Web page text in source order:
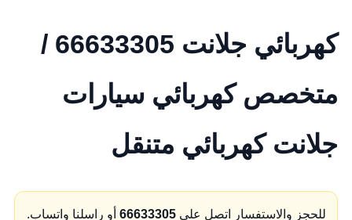
كهربائي جلانت 66633305 /
متخصص كهربائي سيارات
جلانت كهربائي متنقل
للحجز والاستفسار اتصل على 66633305أو راسلنا واتساب.